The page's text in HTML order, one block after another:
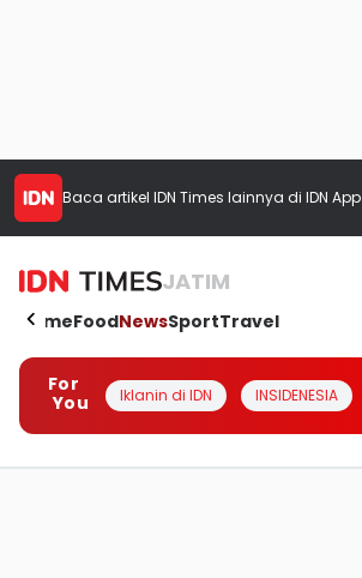
Baca artikel IDN Times lainnya di IDN App
JATIM
HomeFoodNewsSportTravel
For
You
Iklanin di IDN INSIDENESIA